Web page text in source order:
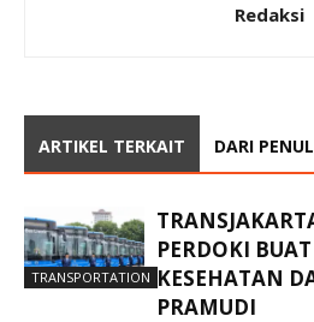
Redaksi
ARTIKEL TERKAIT DARI
TRANSPORTATION
PERDOKI
KESEHATAN
PRAMUDI